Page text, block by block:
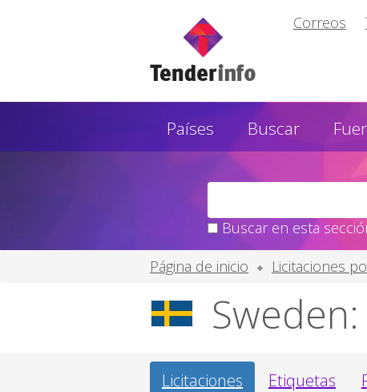
Correos
Países Buscar
Buscar en esta
Página de inicio
Licitaciones
Licitaciones Etiquetas